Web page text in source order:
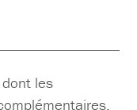
les